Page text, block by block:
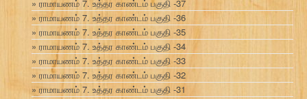
ராமாயணம் 7. உத்தர காண்டம் பகுதி -37
ராமாயணம் 7. உத்தர காண்டம் பகுதி -36
ராமாயணம் 7. உத்தர காண்டம் பகுதி -35
ராமாயணம் 7. உத்தர காண்டம் பகுதி -34
ராமாயணம் 7. உத்தர காண்டம் பகுதி -33
ராமாயணம் 7. உத்தர காண்டம் பகுதி -32
ராமாயணம் 7. உத்தர காண்டம் பகுதி -31